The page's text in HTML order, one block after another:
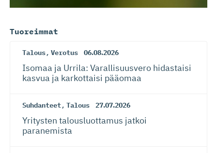
Tuoreimmat
Talous, Verotus 06.08.2026
Isomaa ja Urrila: Varallisuusvero hidastaisi
kasvua ja karkottaisi pääomaa
Suhdanteet, Talous 27.07.2026
Yritysten talousluottamus jatkoi
paranemista